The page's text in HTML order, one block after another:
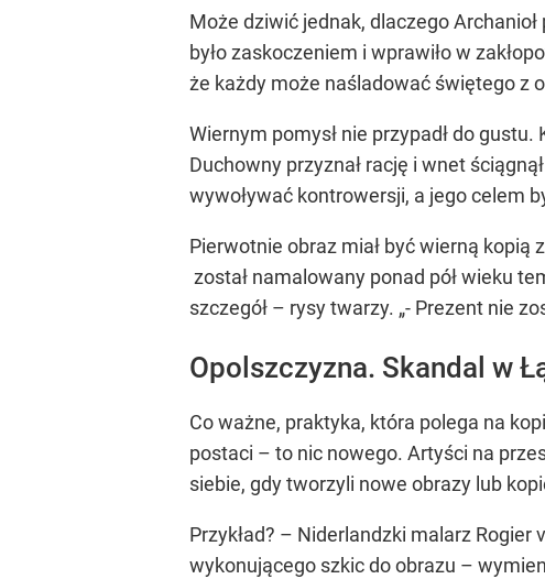
Może dziwić jednak, dlaczego
było zaskoczeniem i wprawiło w
że każdy może naśladować świętego z
Wiernym pomysł nie przypadł do gustu.
Duchowny przyznał rację i wnet
wywoływać kontrowersji, a jego celem
Pierwotnie obraz miał być wierną kopią
został namalowany ponad pół wieku
szczegół – rysy twarzy. „- Prezent nie
Opolszczyzna. Skandal w
Co ważne, praktyka, która polega na
postaci – to nic nowego. Artyści na
siebie, gdy tworzyli nowe obrazy lub
Przykład? – Niderlandzki malarz
wykonującego szkic do obrazu –